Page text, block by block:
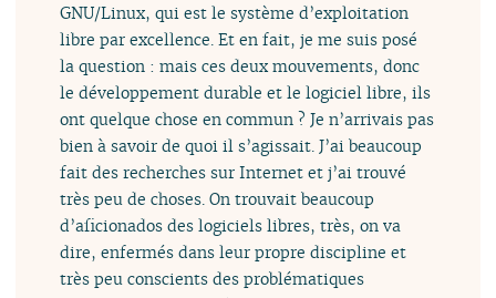
GNU/Linux, qui est le système d’exploitation
libre par excellence. Et en fait, je me suis posé
la question : mais ces deux mouvements, donc
le développement durable et le logiciel libre, ils
ont quelque chose en commun ? Je n’arrivais pas
bien à savoir de quoi il s’agissait. J’ai beaucoup
fait des recherches sur Internet et j’ai trouvé
très peu de choses. On trouvait beaucoup
d’aficionados des logiciels libres, très, on va
dire, enfermés dans leur propre discipline et
très peu conscients des problématiques